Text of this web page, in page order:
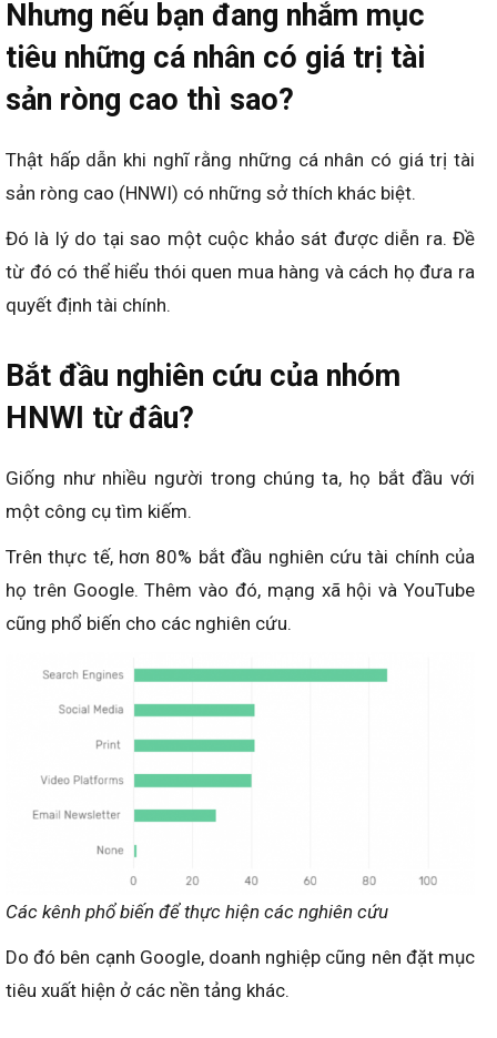
Nhưng nếu bạn đang nhắm mục
tiêu những cá nhân có giá trị tài
sản ròng cao thì sao?
Thật hấp dẫn khi nghĩ rằng những cá nhân có giá trị tài
sản ròng cao (HNWI) có những sở thích khác biệt.
Đó là lý do tại sao một cuộc khảo sát được diễn ra. Đề
từ đó có thể hiểu thói quen mua hàng và cách họ đưa ra
quyết định tài chính.
Bắt đầu nghiên cứu của nhóm
HNWI từ đâu?
Giống như nhiều người trong chúng ta, họ bắt đầu với
một công cụ tìm kiếm.
Trên thực tế, hơn 80% bắt đầu nghiên cứu tài chính của
họ trên Google. Thêm vào đó, mạng xã hội và YouTube
cũng phổ biến cho các nghiên cứu.
Các kênh phổ biến để thực hiện các nghiên cứu
Do đó bên cạnh Google, doanh nghiệp cũng nên đặt mục
tiêu xuất hiện ở các nền tảng khác.